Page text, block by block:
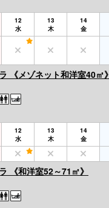
12
水
13
木
14
金
《メゾネット和洋室40㎡》
12
水
13
木
14
金
《和洋室52～71㎡》